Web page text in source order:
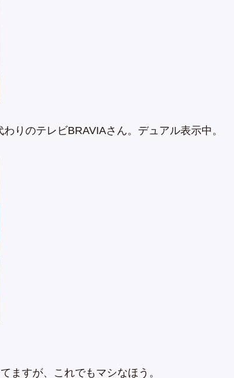
りのテレビBRAVIAさん。デュアル表示中。
ますが、これでもマシなほう。